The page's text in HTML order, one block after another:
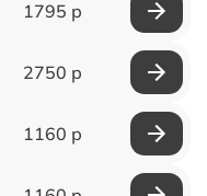
1795 р
2750 р
1160 р